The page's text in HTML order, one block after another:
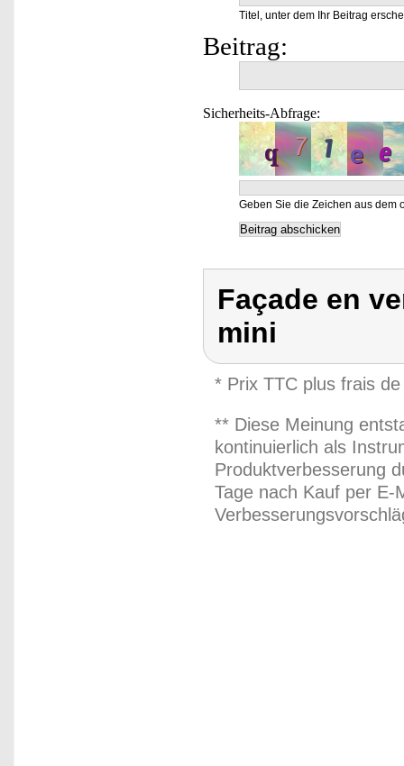
Titel, unter dem Ihr Beitrag
Beitrag:
Sicherheits-Abfrage:
Geben Sie die Zeichen aus dem
Façade en
mini
* Prix TTC plus frais
** Diese Meinung
kontinuierlich als
Produktverbesserung
Tage nach Kauf per E-